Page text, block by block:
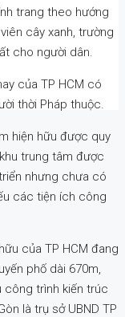
trang theo hướng
cây xanh, trường
cho người dân.
của TP HCM có
thời Pháp thuộc.
hiện hữu được quy
trung tâm được
nhưng chưa có
các tiện ích công
của TP HCM đang
phố dài 670m,
công trình kiến trúc
là trụ sở UBND TP